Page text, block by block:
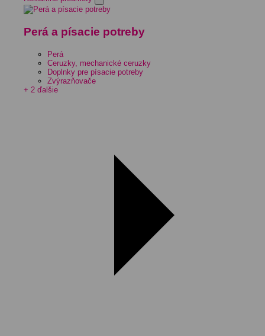
Perá a písacie potreby
Perá
Ceruzky, mechanické ceruzky
Doplnky pre písacie potreby
Zvýrazňovače
+ 2 ďalšie